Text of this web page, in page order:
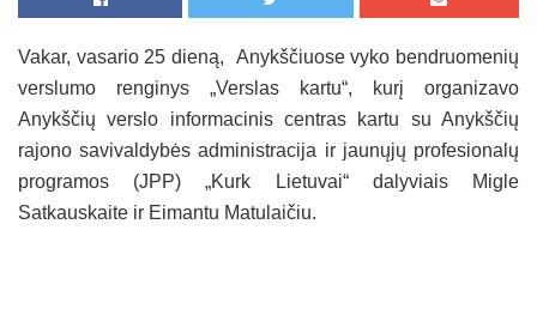
Vakar, vasario 25 dieną, Anykščiuose vyko bendruomenių
verslumo renginys „Verslas kartu“, kurį organizavo
Anykščių verslo informacinis centras kartu su Anykščių
rajono savivaldybės administracija ir jaunųjų profesionalų
programos (JPP) „Kurk Lietuvai“ dalyviais Migle
Satkauskaite ir Eimantu Matulaičiu.